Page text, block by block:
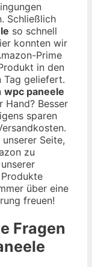
Schließlich
so schnell
konnten wir
Prime
in den
Tag geliefert.
wpc paneele
Hand? Besser
sparen
Seite,
zu
über eine
freuen!
Fragen